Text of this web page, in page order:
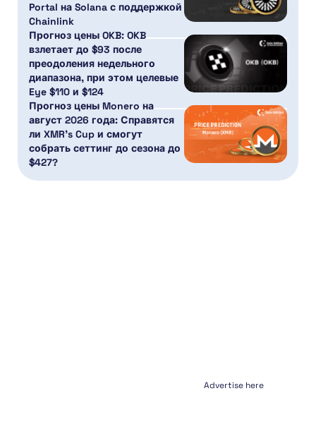
Portal на Solana с поддержкой
Chainlink
Прогноз цены OKB: OKB
взлетает до $93 после
преодоления недельного
диапазона, при этом целевые
Eye $110 и $124
Прогноз цены Monero на
август 2026 года: Справятся
ли XMR’s Cup и смогут
собрать сеттинг до сезона до
$427?
Advertise here